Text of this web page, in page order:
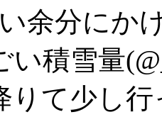
余分にか
い積雪量
りて少し